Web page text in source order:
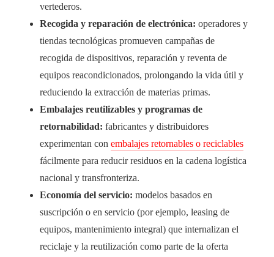
vertederos.
Recogida y reparación de electrónica: operadores y
tiendas tecnológicas promueven campañas de
recogida de dispositivos, reparación y reventa de
equipos reacondicionados, prolongando la vida útil y
reduciendo la extracción de materias primas.
Embalajes reutilizables y programas de
retornabilidad: fabricantes y distribuidores
experimentan con embalajes retornables o reciclables
fácilmente para reducir residuos en la cadena logística
nacional y transfronteriza.
Economía del servicio: modelos basados en
suscripción o en servicio (por ejemplo, leasing de
equipos, mantenimiento integral) que internalizan el
reciclaje y la reutilización como parte de la oferta